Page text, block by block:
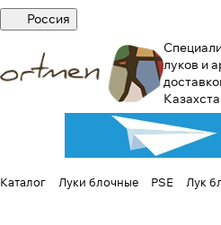
Россия
луков и
Каталог Луки блочные PSE Лук